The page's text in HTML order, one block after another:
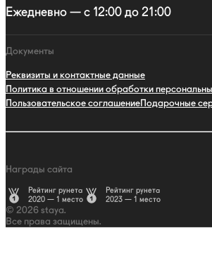
Ежедневно — с 12:00 до 21:00
Документы
Реквизиты и контактные данные
Политика в отношении обработки
Пользовательское соглашениеПодарочные
Награды сайта
Рейтинг рунета
2020 — 1 место
Рейтинг рунета
2023 — 1 место
© 2026 staya.
Все права защищены.